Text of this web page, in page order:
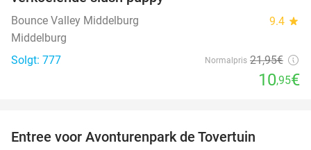
Bounce Valley Middelburg 9.4 star
Middelburg
Solgt: 777
Normalpris 21,95€
10,95€
Entree voor Avonturenpark de Tovertuin